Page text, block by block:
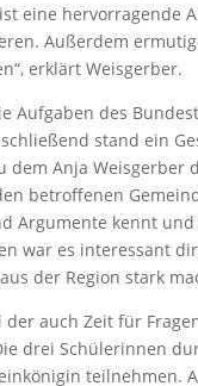
eine hervorragende
Außerdem
erklärt Weisgerber.
Aufgaben des
stand ein
dem Anja
betroffenen
Argumente kennt
war es interessant
der Region stark
auch Zeit für
drei Schülerinnen
teilnehmen.